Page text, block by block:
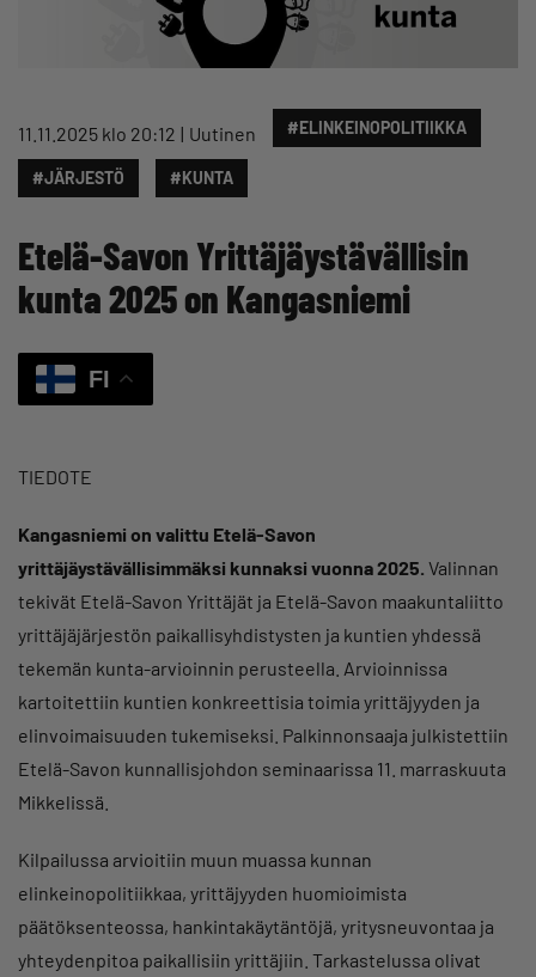
11.11.2025 klo 20:12 Uutinen #ELINKEINOPOLITIIKKA
#JÄRJESTÖ #KUNTA
Etelä-Savon Yrittäjäystävällisin
kunta 2025 on Kangasniemi
FI
TIEDOTE
Kangasniemi on valittu Etelä-Savon
yrittäjäystävällisimmäksi kunnaksi vuonna 2025. Valinnan
tekivät Etelä-Savon Yrittäjät ja Etelä-Savon maakuntaliitto
yrittäjäjärjestön paikallisyhdistysten ja kuntien yhdessä
tekemän kunta-arvioinnin perusteella. Arvioinnissa
kartoitettiin kuntien konkreettisia toimia yrittäjyyden ja
elinvoimaisuuden tukemiseksi. Palkinnonsaaja julkistettiin
Etelä-Savon kunnallisjohdon seminaarissa 11. marraskuuta
Mikkelissä.
Kilpailussa arvioitiin muun muassa kunnan
elinkeinopolitiikkaa, yrittäjyyden huomioimista
päätöksenteossa, hankintakäytäntöjä, yritysneuvontaa ja
yhteydenpitoa paikallisiin yrittäjiin. Tarkastelussa olivat